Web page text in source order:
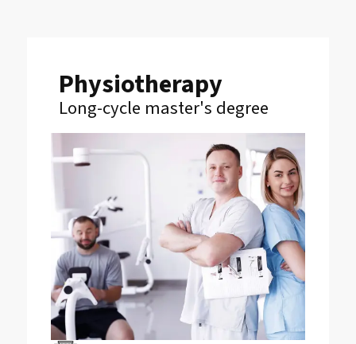
Physiotherapy
Long-cycle master's degree